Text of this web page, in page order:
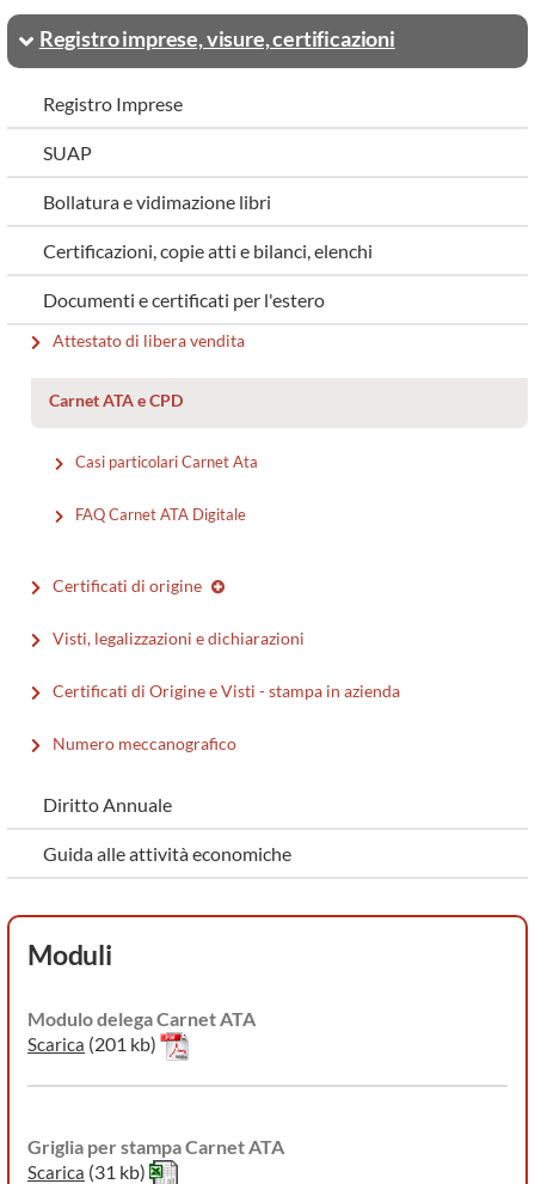
Registro imprese, visure, certificazioni
Registro Imprese
SUAP
Bollatura e vidimazione libri
Certificazioni, copie atti e bilanci, elenchi
Documenti e certificati per l'estero
Attestato di libera vendita
Carnet ATA e CPD
Casi particolari Carnet Ata
FAQ Carnet ATA Digitale
Certificati di origine
Visti, legalizzazioni e dichiarazioni
Certificati di Origine e Visti - stampa in azienda
Numero meccanografico
Diritto Annuale
Guida alle attività economiche
Moduli
Modulo delega Carnet ATA
Scarica (201 kb)
Griglia per stampa Carnet ATA
Scarica (31 kb)